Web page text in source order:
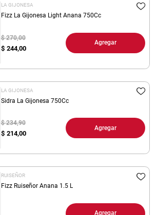
LA GIJONESA
Fizz La Gijonesa Light Anana 750Cc
$ 244,00
$ 270,00
Agregar
LA GIJONESA
Sidra La Gijonesa 750Cc
$ 214,00
$ 234,90
Agregar
RUISEÑOR
Fizz Ruiseñor Anana 1.5 L
Agregar